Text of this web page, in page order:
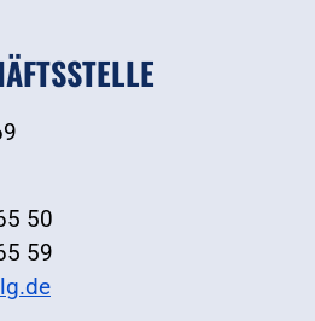
50
59